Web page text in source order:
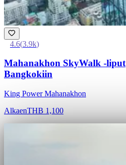
4.6(3.9k)
Mahanakhon SkyWalk -liput
Bangkokiin
King Power Mahanakhon
AlkaenTHB 1,100